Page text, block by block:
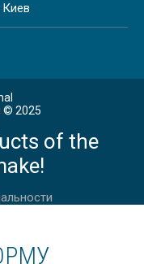
Киев
© 2025
of the